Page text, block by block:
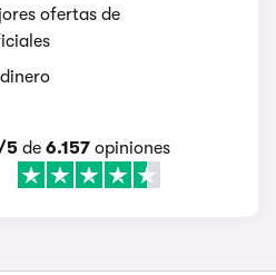
ofertas de
5de 6.157opiniones